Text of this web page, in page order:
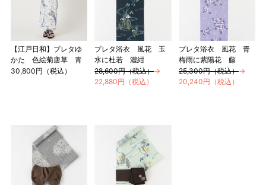
【江戸日和】プレタゆ
かた 色絵菊唐草 青
30,800円（税込）
プレタ浴衣 風花 玉
水に杜若 濃紺
28,600円（税込）→
22,880円（税込）
プレタ浴衣 風花 青
梅雨に紫陽花 藤
25,300円（税込）→
20,240円（税込）